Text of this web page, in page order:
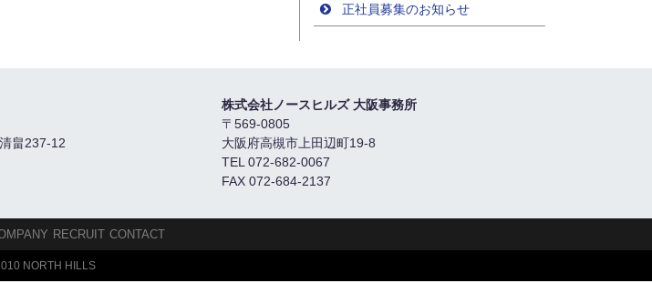
正社員募集のお知らせ
畠237-12
株式会社ノースヒルズ 大阪事務所
〒569-0805
大阪府高槻市上田辺町19-8
TEL 072-682-0067
FAX 072-684-2137
RECRUIT CONTACT
NORTH HILLS